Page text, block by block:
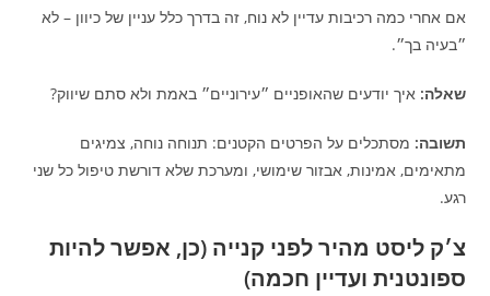
אם אחרי כמה רכיבות עדיין לא נוח, זה בדרך כלל עניין של כיוון – לא
״בעיה בך״.
שאלה: איך יודעים שהאופניים ״עירוניים״ באמת ולא סתם שיווק?
תשובה: מסתכלים על הפרטים הקטנים: תנוחה נוחה, צמיגים
מתאימים, אמינות, אבזור שימושי, ומערכת שלא דורשת טיפול כל שני
רגע.
צ׳ק ליסט מהיר לפני קנייה (כן, אפשר להיות
ספונטנית ועדיין חכמה)